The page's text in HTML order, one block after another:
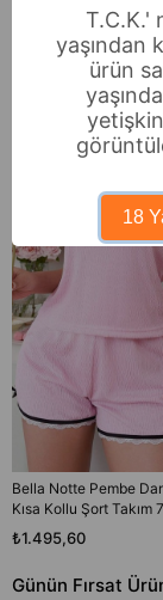
Benzer Ürünler
Bella Notte Pembe
Kısa Kollu Şort Takım
₺1.495,60
Günün Fırsat
T.C.K.'
yaşından
ürün
18